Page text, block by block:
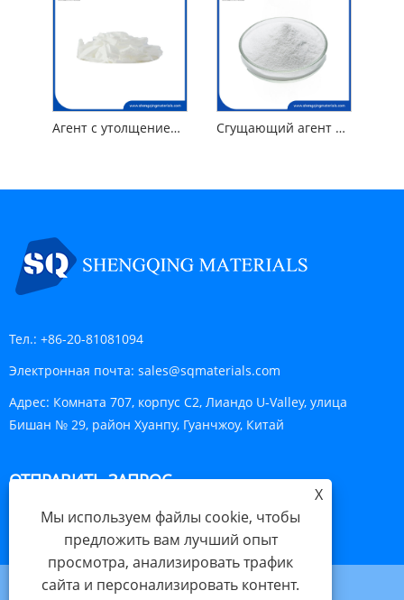
Агент с утолщением шампуня PEG-150 Pentaerythrityl Tetrastearate Сгущающий агент PEG-120 метил глюкоза триооооооол
Тел.: +86-20-81081094
Электронная почта: sales@sqmaterials.com
Адрес: Комната 707, корпус C2, Лиандо U-Valley, улица
Бишан № 29, район Хуанпу, Гуанчжоу, Китай
ОТПРАВИТЬ ЗАПРОС
ОТПРАВИТЬ
X
Мы используем файлы cookie, чтобы
предложить вам лучший опыт
просмотра, анализировать трафик
сайта и персонализировать контент.